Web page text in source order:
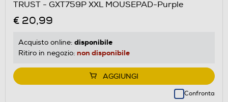
TRUST - GXT759P XXL MOUSEPAD-Purple
€ 20,99
Acquisto online: disponibile
Ritiro in negozio: non disponibile
AGGIUNGI
Confronta